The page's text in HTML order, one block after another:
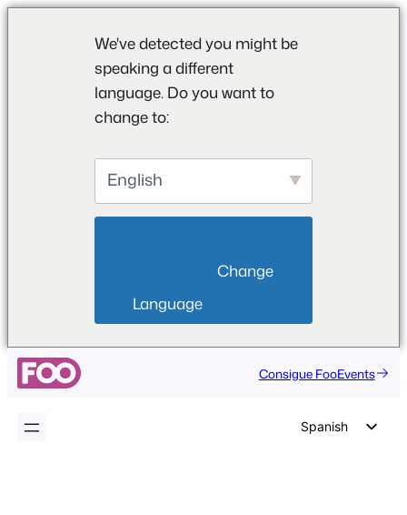
We've detected you might be
speaking a different
language. Do you want to
change to:
English
Language
Saltar
Consigue FooEvents
Spanish